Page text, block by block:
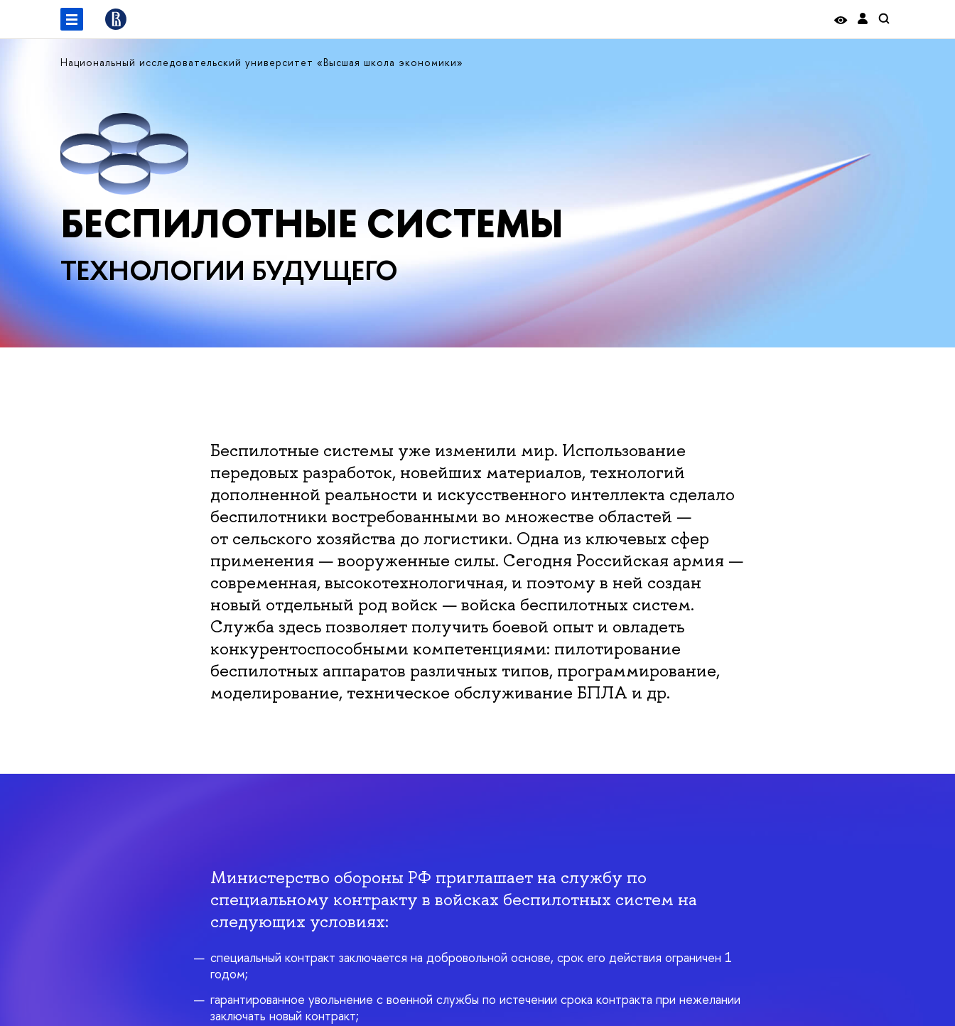
Национальный исследовательский университет «Высшая школа экономики»
БЕСПИЛОТНЫЕ СИСТЕМЫ
ТЕХНОЛОГИИ БУДУЩЕГО
Беспилотные системы уже изменили мир. Использование
передовых разработок, новейших материалов, технологий
дополненной реальности и искусственного интеллекта сделало
беспилотники востребованными во множестве областей —
от сельского хозяйства до логистики. Одна из ключевых сфер
применения — вооруженные силы. Сегодня Российская армия —
современная, высокотехнологичная, и поэтому в ней создан
новый отдельный род войск — войска беспилотных систем.
Служба здесь позволяет получить боевой опыт и овладеть
конкурентоспособными компетенциями: пилотирование
беспилотных аппаратов различных типов, программирование,
моделирование, техническое обслуживание БПЛА и др.
Министерство обороны РФ приглашает на службу по
специальному контракту в войсках беспилотных систем на
следующих условиях:
специальный контракт заключается на добровольной основе, срок его действия ограничен 1
годом;
гарантированное увольнение с военной службы по истечении срока контракта при нежелании
заключать новый контракт;